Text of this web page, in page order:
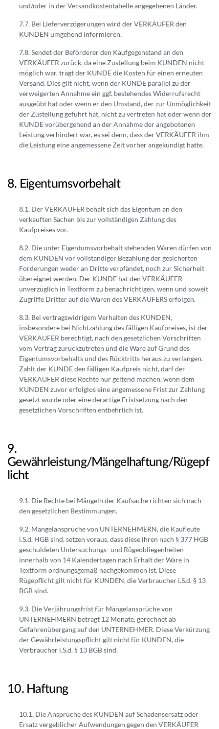
und/oder in der Versandkostentabelle angegebenen Länder.
Bei Lieferverzögerungen wird der VERKÄUFER den
KUNDEN umgehend informieren.
Sendet der Beförderer den Kaufgegenstand an den
VERKÄUFER zurück, da eine Zustellung beim KUNDEN nicht
möglich war, trägt der KUNDE die Kosten für einen erneuten
Versand. Dies gilt nicht, wenn der KUNDE parallel zu der
verweigerten Annahme ein ggf. bestehendes Widerrufsrecht
ausgeübt hat oder wenn er den Umstand, der zur Unmöglichkeit
der Zustellung geführt hat, nicht zu vertreten hat oder wenn der
KUNDE vorübergehend an der Annahme der angebotenen
Leistung verhindert war, es sei denn, dass der VERKÄUFER ihm
die Leistung eine angemessene Zeit vorher angekündigt hatte.
Eigentumsvorbehalt
Der VERKÄUFER behält sich das Eigentum an den
verkauften Sachen bis zur vollständigen Zahlung des
Kaufpreises vor.
Die unter Eigentumsvorbehalt stehenden Waren dürfen von
dem KUNDEN vor vollständiger Bezahlung der gesicherten
Forderungen weder an Dritte verpfändet, noch zur Sicherheit
übereignet werden. Der KUNDE hat den VERKÄUFER
unverzüglich in Textform zu benachrichtigen, wenn und soweit
Zugriffe Dritter auf die Waren des VERKÄUFERS erfolgen.
Bei vertragswidrigem Verhalten des KUNDEN,
insbesondere bei Nichtzahlung des fälligen Kaufpreises, ist der
VERKÄUFER berechtigt, nach den gesetzlichen Vorschriften
vom Vertrag zurückzutreten und die Ware auf Grund des
Eigentumsvorbehalts und des Rücktritts heraus zu verlangen.
Zahlt der KUNDE den fälligen Kaufpreis nicht, darf der
VERKÄUFER diese Rechte nur geltend machen, wenn dem
KUNDEN zuvor erfolglos eine angemessene Frist zur Zahlung
gesetzt wurde oder eine derartige Fristsetzung nach den
gesetzlichen Vorschriften entbehrlich ist.
Gewährleistung/Mängelhaftung/Rügepf
licht
Die Rechte bei Mängeln der Kaufsache richten sich nach
den gesetzlichen Bestimmungen.
Mängelansprüche von UNTERNEHMERN, die Kaufleute
i.S.d. HGB sind, setzen voraus, dass diese ihren nach § 377 HGB
geschuldeten Untersuchungs- und Rügeobliegenheiten
innerhalb von 14 Kalendertagen nach Erhalt der Ware in
Textform ordnungsgemäß nachgekommen ist. Diese
Rügepflicht gilt nicht für KUNDEN, die Verbraucher i.S.d. § 13
BGB sind.
Die Verjährungsfrist für Mängelansprüche von
UNTERNEHMERN beträgt 12 Monate, gerechnet ab
Gefahrenübergang auf den UNTERNEHMER. Diese Verkürzung
der Gewährleistungspflicht gilt nicht für KUNDEN, die
Verbraucher i.S.d. § 13 BGB sind.
Haftung
Die Ansprüche des KUNDEN auf Schadensersatz oder
Ersatz vergeblicher Aufwendungen gegen den VERKÄUFER